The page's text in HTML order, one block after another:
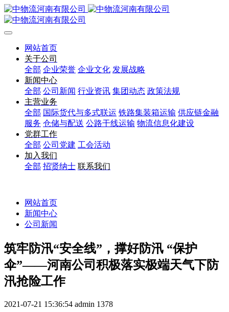
网站首页
关于公司
全部 企业荣誉 企业文化 发展战略
新闻中心
全部 公司新闻 行业资讯 集团动态 政策法规
主营业务
全部 国际货代与多式联运 铁路集装箱运输 供应链金融
服务 仓储与配送 公路干线运输 物流信息化建设
党群工作
全部 公司党建 工会活动
加入我们
全部 招贤纳士 联系我们
网站首页
新闻中心
公司新闻
筑牢防汛“安全线”，撑好防汛 “保护
伞”——河南公司积极落实极端天气下防
汛抢险工作
2021-07-21 15:36:54 admin 1378